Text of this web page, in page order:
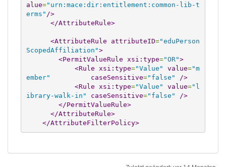
alue="urn:mace:dir:entitlement:common-lib-t
erms" />
</AttributeRule>
<AttributeRule attributeID="eduPerson
ScopedAffiliation">
<PermitValueRule
xsi:type="OR">
<Rule
xsi:type="Value" value="m
ember"
caseSensitive="false"
/>
<Rule
xsi:type="Value" value="l
ibrary-walk-in"
caseSensitive="false"
/>
</PermitValueRule>
</AttributeRule>
</AttributeFilterPolicy>